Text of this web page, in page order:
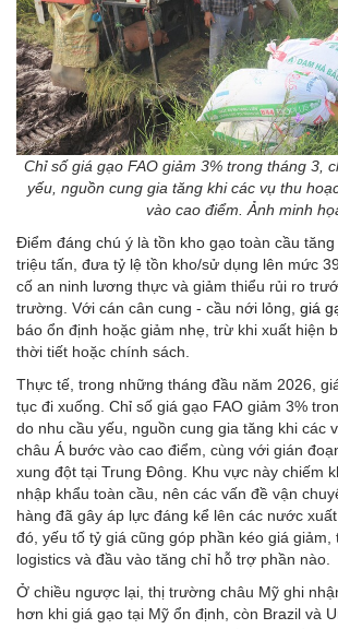
Chỉ số giá gạo FAO giảm 3% trong tháng 3,
yếu, nguồn cung gia tăng khi các vụ thu
vào cao điểm. Ảnh minh
Điểm đáng chú ý là tồn kho gạo toàn cầu
triệu tấn, đưa tỷ lệ tồn kho/sử dụng lên mức
cố an ninh lương thực và giảm thiểu rủi ro
trường. Với cán cân cung - cầu nới lỏng, giá
báo ổn định hoặc giảm nhẹ, trừ khi xuất hiện
thời tiết hoặc chính sách.
Thực tế, trong những tháng đầu năm 2026,
tục đi xuống. Chỉ số giá gạo FAO giảm 3%
do nhu cầu yếu, nguồn cung gia tăng khi các
châu Á bước vào cao điểm, cùng với gián
xung đột tại Trung Đông. Khu vực này chiếm
nhập khẩu toàn cầu, nên các vấn đề vận
hàng đã gây áp lực đáng kể lên các nước
đó, yếu tố tỷ giá cũng góp phần kéo giá giảm,
logistics và đầu vào tăng chỉ hỗ trợ phần nào.
Ở chiều ngược lại, thị trường châu Mỹ ghi
hơn khi giá gạo tại Mỹ ổn định, còn Brazil và